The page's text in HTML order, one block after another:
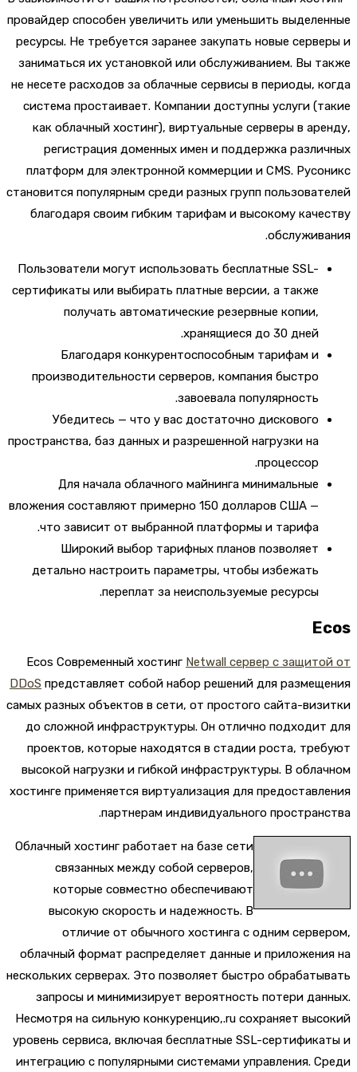
провайдер способен увеличить или уменьшить
ресурсы. Не требуется заранее закупать новые
заниматься их установкой или обслуживанием. Вы
не несете расходов за облачные сервисы в периоды,
система простаивает. Компании доступны услуги
как облачный хостинг), виртуальные серверы в
регистрация доменных имен и поддержка
платформ для электронной коммерции и CMS.
становится популярным среди разных групп
благодаря своим гибким тарифам и высокому
Пользователи могут использовать бесплатные SSL-
сертификаты или выбирать платные версии, а также
получать автоматические резервные копии,
хранящиеся до 30 дней.
Благодаря конкурентоспособным тарифам и
производительности серверов, компания быстро
завоевала популярность.
Убедитесь — что у вас достаточно дискового
пространства, баз данных и разрешенной нагрузки на
процессор.
Для начала облачного майнинга минимальные
вложения составляют примерно 150 долларов США —
что зависит от выбранной платформы и тарифа.
Широкий выбор тарифных планов позволяет
детально настроить параметры, чтобы избежать
переплат за неиспользуемые ресурсы.
Ecos Современный хостингNetwall сервер с
DDoSпредставляет собой набор решений для
самых разных объектов в сети, от простого сайта-
до сложной инфраструктуры. Он отлично
проектов, которые находятся в стадии роста,
высокой нагрузки и гибкой инфраструктуры. В
хостинге применяется виртуализация для
партнерам индивидуального
Облачный хостинг работает на базе сети
связанных между собой серверов,
которые совместно обеспечивают
высокую скорость и надежность. В
отличие от обычного хостинга с одним
облачный формат распределяет данные и
нескольких серверах. Это позволяет быстро
запросы и минимизирует вероятность потери
Несмотря на сильную конкуренцию,.ru сохраняет
уровень сервиса, включая бесплатные SSL-
интеграцию с популярными системами управления.